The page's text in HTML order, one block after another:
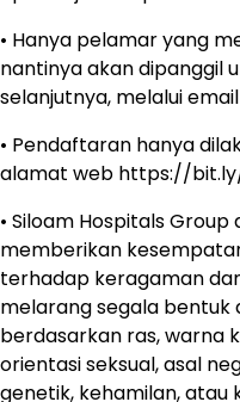
• Hanya pelamar yang
nantinya akan dipanggil
selanjutnya, melalui
• Pendaftaran hanya
alamat web https://
• Siloam Hospitals
memberikan
terhadap keragaman
melarang segala bentuk
berdasarkan ras, warna
orientasi seksual, asal
genetik, kehamilan, atau